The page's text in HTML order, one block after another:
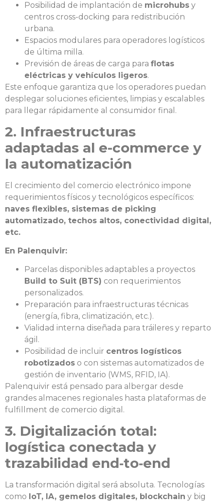
Posibilidad de implantación de microhubs y
centros cross-docking para redistribución
urbana.
Espacios modulares para operadores logísticos
de última milla.
Previsión de áreas de carga para flotas
eléctricas y vehículos ligeros.
Este enfoque garantiza que los operadores puedan
desplegar soluciones eficientes, limpias y escalables
para llegar rápidamente al consumidor final.
2. Infraestructuras
adaptadas al e-commerce y
la automatización
El crecimiento del comercio electrónico impone
requerimientos físicos y tecnológicos específicos:
naves flexibles, sistemas de picking
automatizado, techos altos, conectividad digital,
etc.
En Palenquivir:
Parcelas disponibles adaptables a proyectos
Build to Suit (BTS) con requerimientos
personalizados.
Preparación para infraestructuras técnicas
(energía, fibra, climatización, etc.).
Vialidad interna diseñada para tráileres y reparto
ágil.
Posibilidad de incluir centros logísticos
robotizados o con sistemas automatizados de
gestión de inventario (WMS, RFID, IA).
Palenquivir está pensado para albergar desde
grandes almacenes regionales hasta plataformas de
fulfillment de comercio digital.
3. Digitalización total:
logística conectada y
trazabilidad end‑to‑end
La transformación digital será absoluta. Tecnologías
como IoT, IA, gemelos digitales, blockchain y big